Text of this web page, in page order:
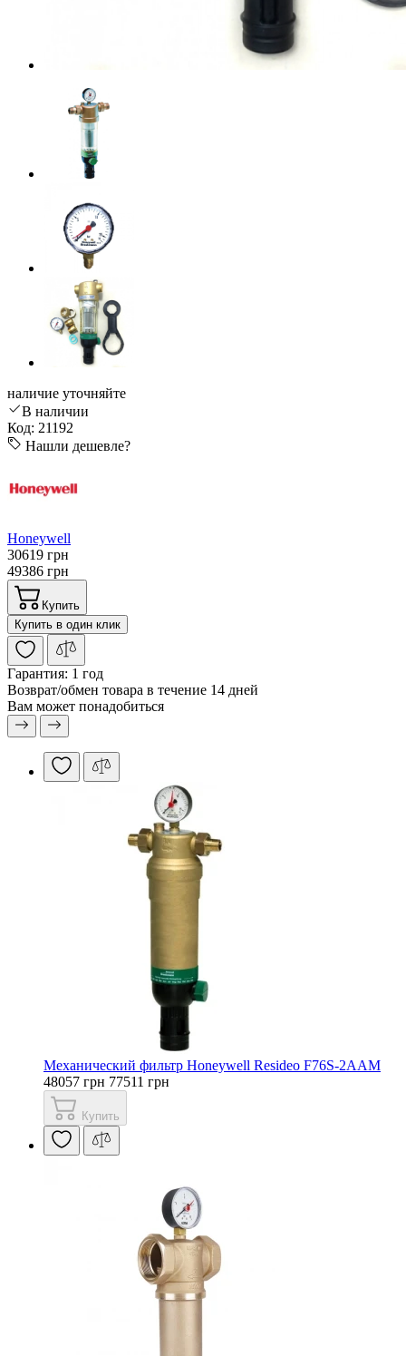
наличие уточняйте
В наличии
Код: 21192
Нашли дешевле?
Honeywell
30619 грн
49386 грн
Купить
Купить в один клик
Гарантия: 1 год
Возврат/обмен товара в течение 14 дней
Вам может понадобиться
Механический фильтр Honeywell Resideo F76S-2AAM
48057 грн 77511 грн
Купить